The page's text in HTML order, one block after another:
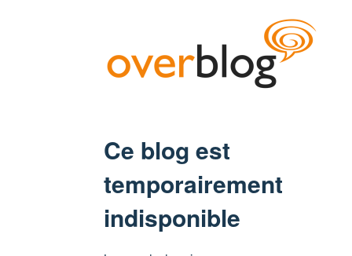
Ce blog est
temporairement
indisponible